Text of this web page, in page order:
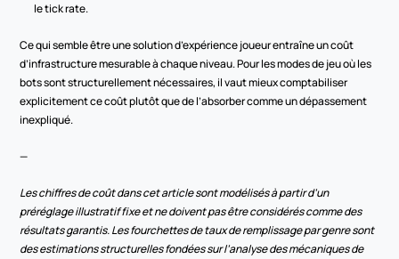
le tick rate.
Ce qui semble être une solution d’expérience joueur entraîne un coût
d’infrastructure mesurable à chaque niveau. Pour les modes de jeu où les
bots sont structurellement nécessaires, il vaut mieux comptabiliser
explicitement ce coût plutôt que de l’absorber comme un dépassement
inexpliqué.
—
Les chiffres de coût dans cet article sont modélisés à partir d’un
préréglage illustratif fixe et ne doivent pas être considérés comme des
résultats garantis. Les fourchettes de taux de remplissage par genre sont
des estimations structurelles fondées sur l’analyse des mécaniques de